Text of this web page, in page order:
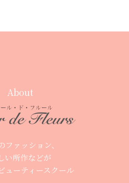
About
ファッション、
い所作などが
ューティースクール